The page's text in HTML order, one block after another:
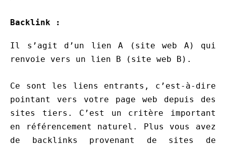
Backlink :
Il s’agit d’un lien A (site web A) qui
renvoie vers un lien B (site web B).
Ce sont les liens entrants, c’est-à-dire
pointant vers votre page web depuis des
sites tiers. C’est un critère important
en référencement naturel. Plus vous avez
de backlinks provenant de sites de